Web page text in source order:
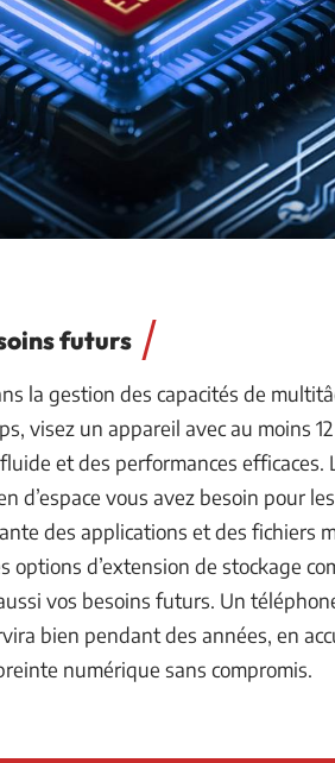
futurs
la gestion des capacités de
visez un appareil avec au moins
et des performances efficaces.
d’espace vous avez besoin pour
des applications et des fichiers
options d’extension de stockage
vos besoins futurs. Un
bien pendant des années, en
numérique sans compromis.